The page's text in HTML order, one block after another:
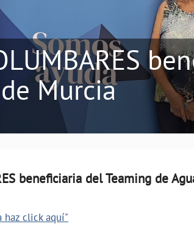
Murcia
beneficiaria del Teaming de
haz click aquí"